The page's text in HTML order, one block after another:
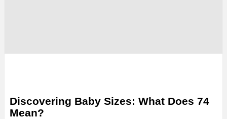
Discovering Baby Sizes: What Does 74
Mean?